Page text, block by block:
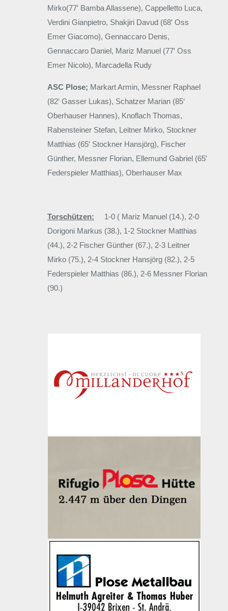
Mirko(77′ Bamba Allassene), Cappelletto Luca,
Verdini Gianpietro, Shakjiri Davud (68′ Oss
Emer Giacomo), Gennaccaro Denis,
Gennaccaro Daniel, Mariz Manuel (77′ Oss
Emer Nicolo), Marcadella Rudy
ASC Plose; Markart Armin, Messner Raphael
(82‘ Gasser Lukas), Schatzer Marian (85‘
Oberhauser Hannes), Knoflach Thomas,
Rabensteiner Stefan, Leitner Mirko, Stockner
Matthias (65′ Stockner Hansjörg), Fischer
Günther, Messner Florian, Ellemund Gabriel (65′
Federspieler Matthias), Oberhauser Max
Torschützen: 1-0 ( Mariz Manuel (14.), 2-0
Dorigoni Markus (38.), 1-2 Stockner Matthias
(44.), 2-2 Fischer Günther (67.), 2-3 Leitner
Mirko (75.), 2-4 Stockner Hansjörg (82.), 2-5
Federspieler Matthias (86.), 2-6 Messner Florian
(90.)